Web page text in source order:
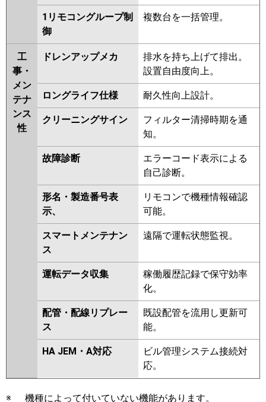
1リモコングループ制
御
複数台を一括管理。
工
事・
メン
テナ
ンス
性
ドレンアップメカ
排水を持ち上げて排出。
設置自由度向上。
ロングライフ仕様 耐久性向上設計。
クリーニングサイン
フィルター清掃時期を通
知。
故障診断
エラーコード表示による
自己診断。
形名・製造番号表
示、
リモコンで機種情報確認
可能。
スマートメンテナン
ス
遠隔で運転状態監視。
運転データ収集
稼働履歴記録で保守効率
化。
配管・配線リプレー
ス
既設配管を流用し更新可
能。
HA JEM・A対応
ビル管理システム接続対
応。
※
機種によって付いていない機能があります。